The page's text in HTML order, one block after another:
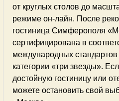
от круглых столов до
режиме он-лайн. После
гостиница Симферополя
сертифицирована в
международных стандартов
категории «три звезды».
достойную гостиницу или
можете остановить свой